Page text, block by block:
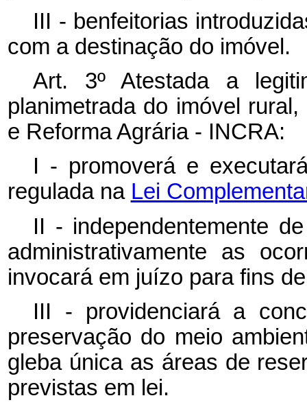
III - benfeitorias
com a destinação do imóvel.
Art. 3º Atestada a
planimetrada do imóvel
e Reforma Agrária - INCRA:
I - promoverá e
regulada na Lei
II - independentemente
administrativamente as
invocará em juízo para fins
III - providenciará a
preservação do meio
gleba única as áreas de
previstas em lei.